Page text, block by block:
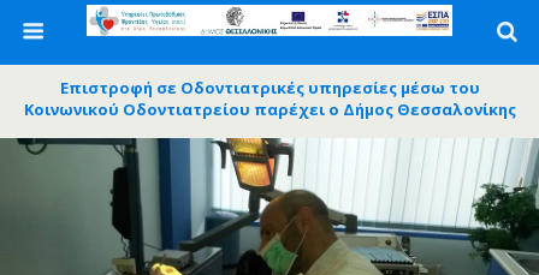
Επιστροφή σε Οδοντιατρικές υπηρεσίες μέσω του
Κοινωνικού Οδοντιατρείου παρέχει ο Δήμος Θεσσαλονίκης